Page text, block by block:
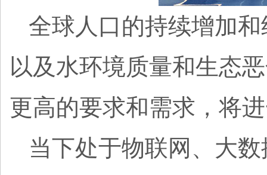
全球人口的持续增加
以及水环境质量和生态
更高的要求和需求，将
当下处于物联网、大